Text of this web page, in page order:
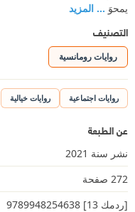
يمحوَ ... المزيد
التصنيف
روايات رومانسية
روايات اجتماعية روايات خيالية
عن الطبعة
نشر سنة 2021
272 صفحة
[ردمك 13] 9789948254638